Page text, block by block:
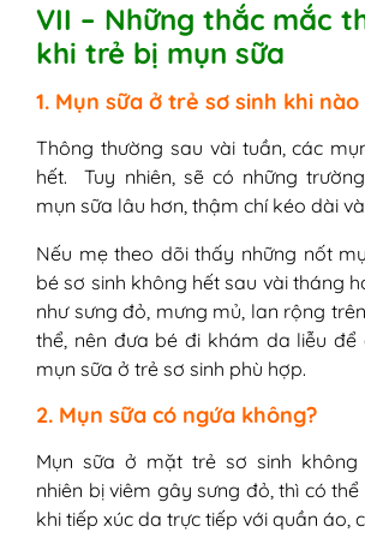
VII – Những thắc mắc
khi trẻ bị mụn sữa
1. Mụn sữa ở trẻ sơ sinh khi
Thông thường sau vài tuần, các
hết. Tuy nhiên, sẽ có những
mụn sữa lâu hơn, thậm chí kéo dài
Nếu mẹ theo dõi thấy những nốt
bé sơ sinh không hết sau vài tháng
như sưng đỏ, mưng mủ, lan rộng
thể, nên đưa bé đi khám da liễu để
mụn sữa ở trẻ sơ sinh phù hợp.
2. Mụn sữa có ngứa không?
Mụn sữa ở mặt trẻ sơ sinh không
nhiên bị viêm gây sưng đỏ, thì có
khi tiếp xúc da trực tiếp với quần áo,